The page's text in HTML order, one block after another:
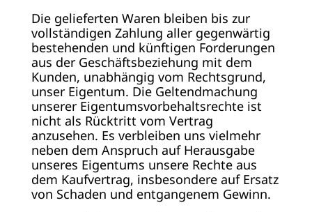
Die gelieferten Waren bleiben bis zur
vollständigen Zahlung aller gegenwärtig
bestehenden und künftigen Forderungen
aus der Geschäftsbeziehung mit dem
Kunden, unabhängig vom Rechtsgrund,
unser Eigentum. Die Geltendmachung
unserer Eigentumsvorbehaltsrechte ist
nicht als Rücktritt vom Vertrag
anzusehen. Es verbleiben uns vielmehr
neben dem Anspruch auf Herausgabe
unseres Eigentums unsere Rechte aus
dem Kaufvertrag, insbesondere auf Ersatz
von Schaden und entgangenem Gewinn.